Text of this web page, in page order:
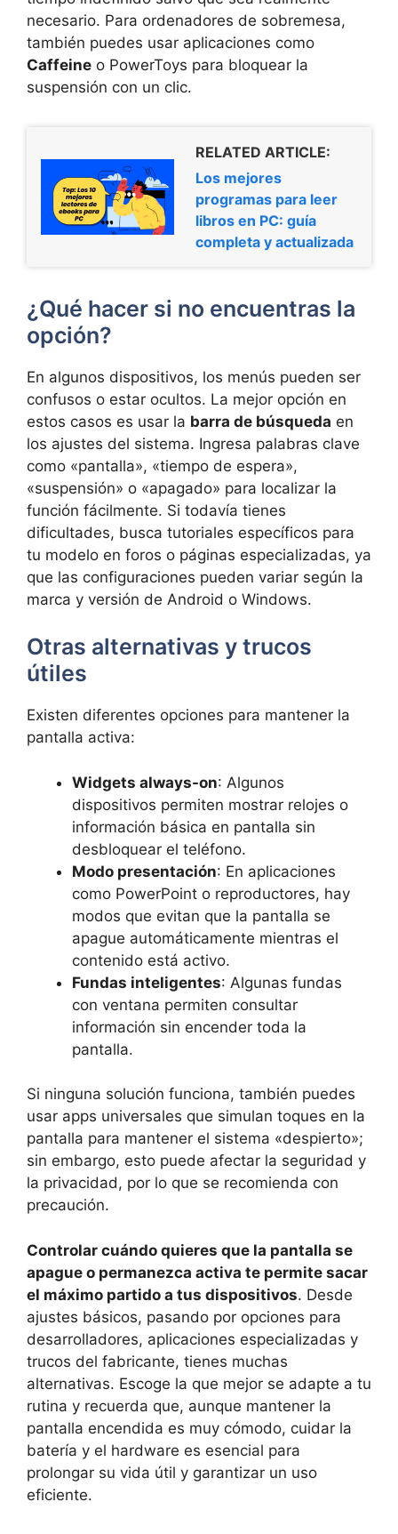
necesario. Para ordenadores de sobremesa,
también puedes usar aplicaciones como
Caffeine o PowerToys para bloquear la
suspensión con un clic.
RELATED ARTICLE:
Los mejores
programas para leer
libros en PC: guía
completa y actualizada
¿Qué hacer si no encuentras la
opción?
En algunos dispositivos, los menús pueden ser
confusos o estar ocultos. La mejor opción en
estos casos es usar la barra de búsqueda en
los ajustes del sistema. Ingresa palabras clave
como «pantalla», «tiempo de espera»,
«suspensión» o «apagado» para localizar la
función fácilmente. Si todavía tienes
dificultades, busca tutoriales específicos para
tu modelo en foros o páginas especializadas, ya
que las configuraciones pueden variar según la
marca y versión de Android o Windows.
Otras alternativas y trucos
útiles
Existen diferentes opciones para mantener la
pantalla activa:
Widgets always-on: Algunos
dispositivos permiten mostrar relojes o
información básica en pantalla sin
desbloquear el teléfono.
Modo presentación: En aplicaciones
como PowerPoint o reproductores, hay
modos que evitan que la pantalla se
apague automáticamente mientras el
contenido está activo.
Fundas inteligentes: Algunas fundas
con ventana permiten consultar
información sin encender toda la
pantalla.
Si ninguna solución funciona, también puedes
usar apps universales que simulan toques en la
pantalla para mantener el sistema «despierto»;
sin embargo, esto puede afectar la seguridad y
la privacidad, por lo que se recomienda con
precaución.
Controlar cuándo quieres que la pantalla se
apague o permanezca activa te permite sacar
el máximo partido a tus dispositivos. Desde
ajustes básicos, pasando por opciones para
desarrolladores, aplicaciones especializadas y
trucos del fabricante, tienes muchas
alternativas. Escoge la que mejor se adapte a tu
rutina y recuerda que, aunque mantener la
pantalla encendida es muy cómodo, cuidar la
batería y el hardware es esencial para
prolongar su vida útil y garantizar un uso
eficiente.